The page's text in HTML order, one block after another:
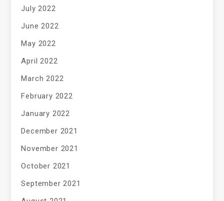
July 2022
June 2022
May 2022
April 2022
March 2022
February 2022
January 2022
December 2021
November 2021
October 2021
September 2021